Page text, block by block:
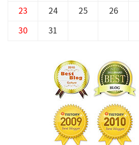
23 24 25 26
30 31